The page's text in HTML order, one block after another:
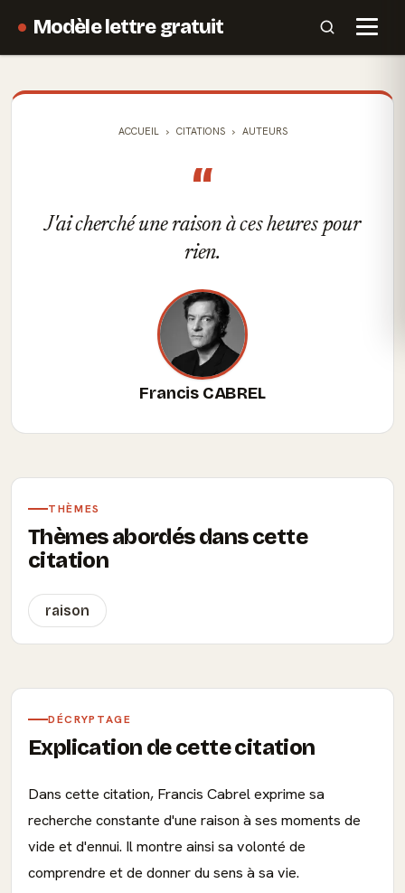
Modèle lettre gratuit
ACCUEIL CITATIONS AUTEURS
“
J'ai cherché une raison à ces heures pour
rien.
Francis CABREL
THÈMES
Thèmes abordés dans cette
citation
raison
DÉCRYPTAGE
Explication de cette citation
Dans cette citation, Francis Cabrel exprime sa
recherche constante d'une raison à ses moments de
vide et d'ennui. Il montre ainsi sa volonté de
comprendre et de donner du sens à sa vie.